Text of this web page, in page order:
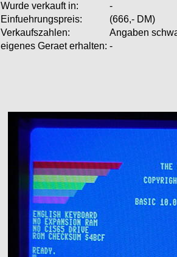
Wurde verkauft in:
-
Einfuehrungspreis:
(666,- DM)
Verkaufszahlen:
Angaben
eigenes Geraet erhalten: -